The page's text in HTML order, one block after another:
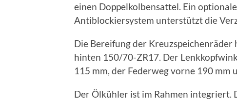
einen Doppelkolbensattel. Ein
Antiblockiersystem unterstützt die
Die Bereifung der
hinten 150/70-ZR17. Der
115 mm, der Federweg vorne 190 mm
Der Ölkühler ist im Rahmen